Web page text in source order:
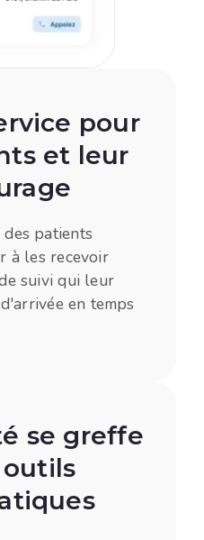
pour
et leur
des patients
à les recevoir
suivi qui leur
en temps
se greffe
outils